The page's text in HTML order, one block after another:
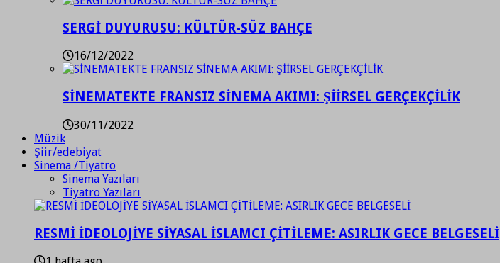
SERGİ DUYURUSU: KÜLTÜR-SÜZ BAHÇE
16/12/2022
SİNEMATEKTE FRANSIZ SİNEMA AKIMI: ŞİİRSEL GERÇEKÇİLİK
30/11/2022
Müzik
Şiir/edebiyat
Sinema /Tiyatro
Sinema Yazıları
Tiyatro Yazıları
RESMİ İDEOLOJİYE SİYASAL İSLAMCI ÇİTİLEME: ASIRLIK GECE BELGESELİ